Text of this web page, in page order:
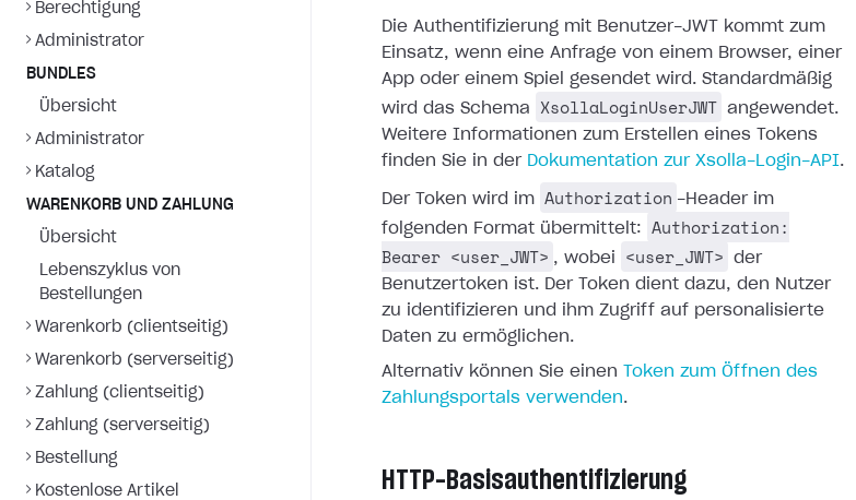
Berechtigung
Administrator
BUNDLES
Übersicht
Administrator
Katalog
WARENKORB UND ZAHLUNG
Übersicht
Lebenszyklus von
Bestellungen
Warenkorb (clientseitig)
Warenkorb (serverseitig)
Zahlung (clientseitig)
Zahlung (serverseitig)
Bestellung
Kostenlose Artikel
Die Authentifizierung mit Benutzer-JWT kommt zum
Einsatz, wenn eine Anfrage von einem Browser, einer
App oder einem Spiel gesendet wird. Standardmäßig
wird das Schema
XsollaLoginUserJWT angewendet.
Weitere Informationen zum Erstellen eines Tokens
finden Sie in der Dokumentation zur Xsolla-Login-API.
Der Token wird im Authorization -Header im
folgenden Format übermittelt:
Authorization:
Bearer <user_JWT> , wobei <user_JWT>
der
Benutzertoken ist. Der Token dient dazu, den Nutzer
zu identifizieren und ihm Zugriff auf personalisierte
Daten zu ermöglichen.
Alternativ können Sie einen
Token zum Öffnen des
Zahlungsportals verwenden.
HTTP-Basisauthentifizierung